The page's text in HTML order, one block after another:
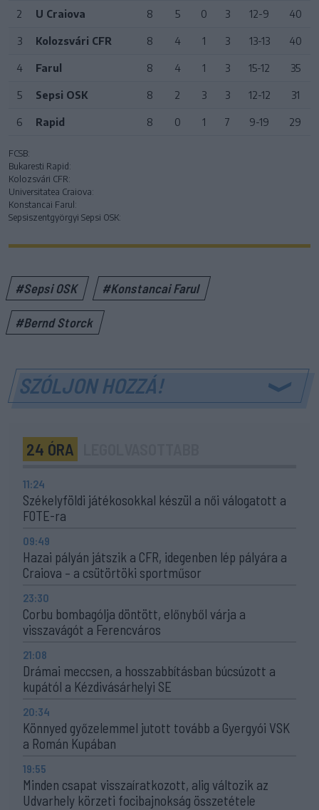
2 U Craiova 8 5 0 3 12-9 40
3 Kolozsvári CFR 8 4 1 3 13-13 40
4 Farul 8 4 1 3 15-12 35
5 Sepsi OSK 8 2 3 3 12-12 31
6 Rapid 8 0 1 7 9-19 29
FCSB:
Bukaresti Rapid:
Kolozsvári CFR:
Universitatea Craiova:
Konstancai Farul:
Sepsiszentgyörgyi Sepsi OSK:
#Sepsi OSK #Konstancai Farul
#Bernd Storck
SZÓLJON HOZZÁ!
24 ÓRA
11:24
Székelyföldi játékosokkal készül a női válogatott a
FOTE-ra
09:49
Hazai pályán játszik a CFR, idegenben lép pályára a
Craiova – a csütörtöki sportműsor
23:30
Corbu bombagólja döntött, előnyből várja a
visszavágót a Ferencváros
21:08
Drámai meccsen, a hosszabbításban búcsúzott a
kupától a Kézdivásárhelyi SE
20:34
Könnyed győzelemmel jutott tovább a Gyergyói VSK
a Román Kupában
19:55
Minden csapat visszaíratkozott, alig változik az
Udvarhely körzeti focibajnokság összetétele